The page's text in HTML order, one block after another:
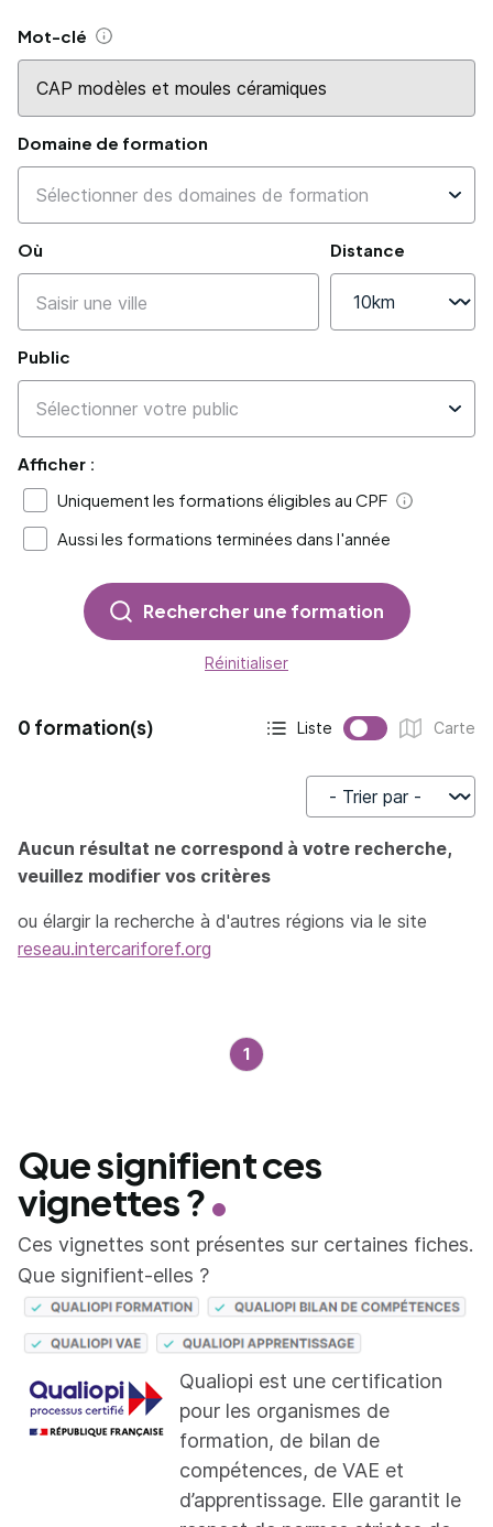
Mot-clé Aide
Domaine de formation
Où Distance
Public
Afficher :
Uniquement les formations éligibles au CPF
Aide
Aussi les formations terminées dans l'année
Rechercher une formation
Réinitialiser
0 formation(s)
Affichage actif :
Liste
Affichage :
Carte
Trier par
Aucun résultat ne correspond à votre recherche,
veuillez modifier vos critères
ou élargir la recherche à d'autres régions via le site
reseau.intercariforef.org
1
Que signifient ces
vignettes ?
Ces vignettes sont présentes sur certaines fiches.
Que signifient-elles ?
Qualiopi est une certification
pour les organismes de
formation, de bilan de
compétences, de VAE et
d’apprentissage. Elle garantit le